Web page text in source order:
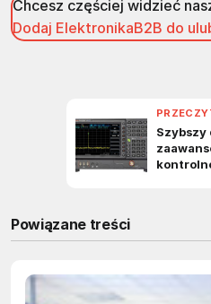
Chcesz częściej widzieć
Dodaj ElektronikaB2B do
Powiązane treści